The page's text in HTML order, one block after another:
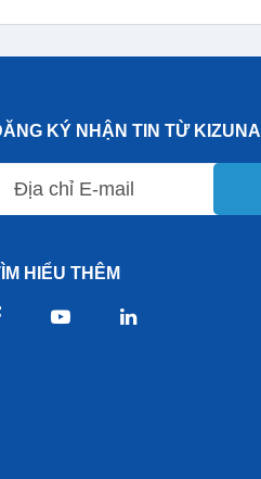
KÝ NHẬN TIN TỪ KIZUNA
HIỂU THÊM